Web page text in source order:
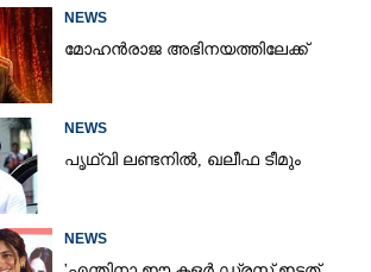
NEWS
മോഹൻരാജ അഭിനയത്തിലേക്ക്
NEWS
പൃഥ്വി ലണ്ടനിൽ, ഖലീഫ ടീമും
NEWS